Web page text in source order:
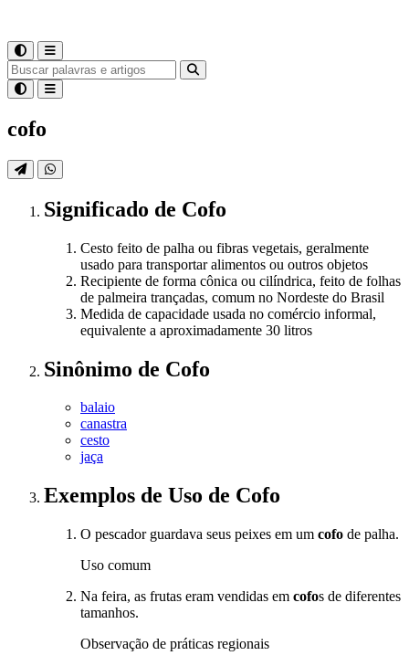
cofo
Significado de Cofo
Cesto feito de palha ou fibras vegetais, geralmente
usado para transportar alimentos ou outros objetos
Recipiente de forma cônica ou cilíndrica, feito de folhas
de palmeira trançadas, comum no Nordeste do Brasil
Medida de capacidade usada no comércio informal,
equivalente a aproximadamente 30 litros
Sinônimo de Cofo
balaio
canastra
cesto
jaça
Exemplos de Uso de Cofo
O pescador guardava seus peixes em um cofo de palha.
Uso comum
Na feira, as frutas eram vendidas em cofos de diferentes
tamanhos.
Observação de práticas regionais